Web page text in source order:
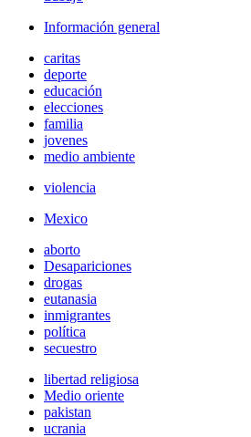
Información general
caritas
deporte
educación
elecciones
familia
jovenes
medio ambiente
violencia
Mexico
aborto
Desapariciones
drogas
eutanasia
inmigrantes
política
secuestro
libertad religiosa
Medio oriente
pakistan
ucrania